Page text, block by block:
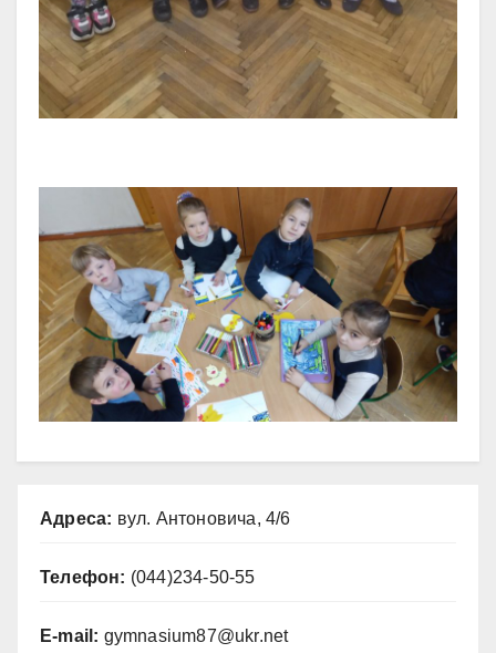
Адреса: вул. Антоновича, 4/6
Телефон: (044)234-50-55
E-mail: gymnasium87@ukr.net